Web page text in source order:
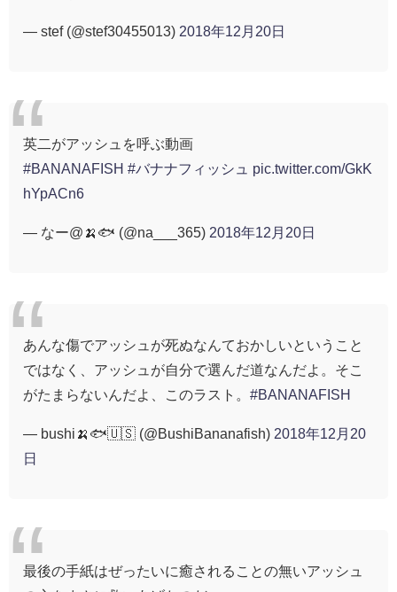
— stef (@stef30455013) 2018年12月20日
英二がアッシュを呼ぶ動画
#BANANAFISH #バナナフィッシュ
pic.twitter.com/GkK
hYpACn6
— なー@🍌🐟 (@na___365) 2018年12月20日
あんな傷でアッシュが死ぬなんておかしいということ
ではなく、アッシュが自分で選んだ道なんだよ。そこ
がたまらないんだよ、このラスト。 #BANANAFISH
— bushi🍌🐟🇺🇸 (@BushiBananafish) 2018年12月20
日
最後の手紙はぜったいに癒されることの無いアッシュ